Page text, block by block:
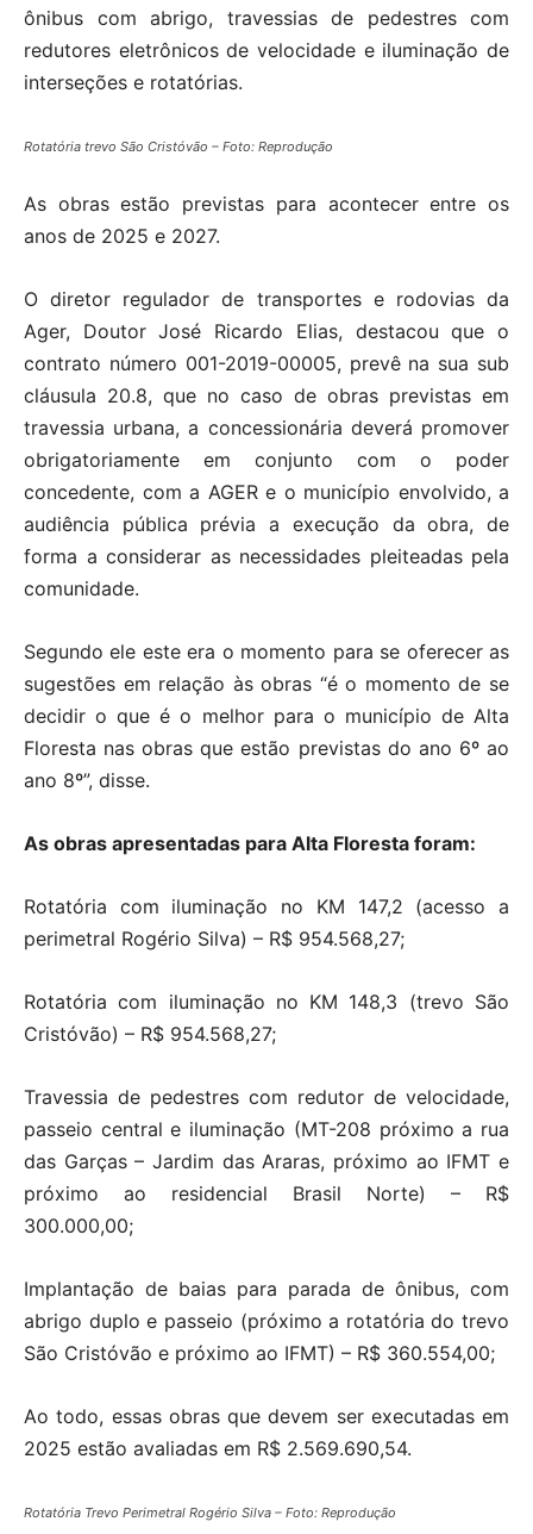
ônibus com abrigo, travessias de pedestres com
redutores eletrônicos de velocidade e iluminação de
interseções e rotatórias.
Rotatória trevo São Cristóvão – Foto: Reprodução
As obras estão previstas para acontecer entre os
anos de 2025 e 2027.
O diretor regulador de transportes e rodovias da
Ager, Doutor José Ricardo Elias, destacou que o
contrato número 001-2019-00005, prevê na sua sub
cláusula 20.8, que no caso de obras previstas em
travessia urbana, a concessionária deverá promover
obrigatoriamente em conjunto com o poder
concedente, com a AGER e o município envolvido, a
audiência pública prévia a execução da obra, de
forma a considerar as necessidades pleiteadas pela
comunidade.
Segundo ele este era o momento para se oferecer as
sugestões em relação às obras “é o momento de se
decidir o que é o melhor para o município de Alta
Floresta nas obras que estão previstas do ano 6º ao
ano 8º”, disse.
As obras apresentadas para Alta Floresta foram:
Rotatória com iluminação no KM 147,2 (acesso a
perimetral Rogério Silva) – R$ 954.568,27;
Rotatória com iluminação no KM 148,3 (trevo São
Cristóvão) – R$ 954.568,27;
Travessia de pedestres com redutor de velocidade,
passeio central e iluminação (MT-208 próximo a rua
das Garças – Jardim das Araras, próximo ao IFMT e
próximo ao residencial Brasil Norte) – R$
300.000,00;
Implantação de baias para parada de ônibus, com
abrigo duplo e passeio (próximo a rotatória do trevo
São Cristóvão e próximo ao IFMT) – R$ 360.554,00;
Ao todo, essas obras que devem ser executadas em
2025 estão avaliadas em R$ 2.569.690,54.
Rotatória Trevo Perimetral Rogério Silva – Foto: Reprodução